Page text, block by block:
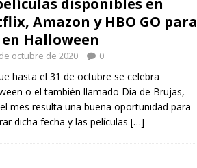
Amazon y HBO GO para
Halloween
octubre de 2020 0
hasta el 31 de octubre se celebra
o el también llamado Día de Brujas,
mes resulta una buena oportunidad para
dicha fecha y las películas […]